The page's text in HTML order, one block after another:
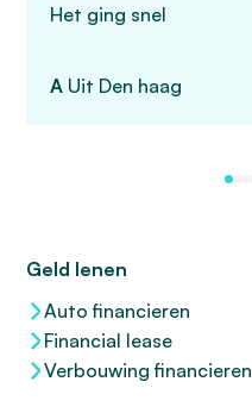
Het ging snel
A Uit Den haag
Geld lenen
Auto financieren
Financial lease
Verbouwing financieren